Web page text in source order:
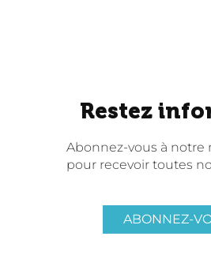
Restez
Abonnez-vous à notre
pour recevoir toutes
ABONNEZ-